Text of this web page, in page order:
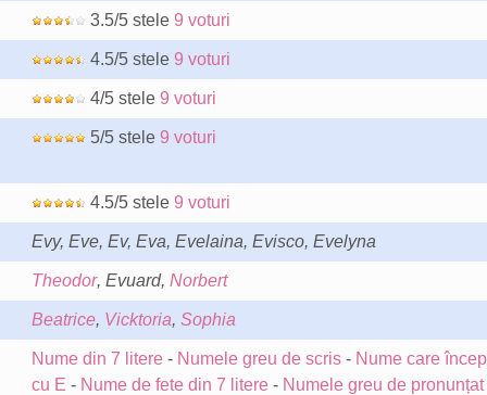
3.5/5 stele 9 voturi
4.5/5 stele 9 voturi
4/5 stele 9 voturi
5/5 stele 9 voturi
4.5/5 stele 9 voturi
Evy, Eve, Ev, Eva, Evelaina, Evisco, Evelyna
Theodor, Evuard, Norbert
Beatrice, Vicktoria, Sophia
Nume din 7 litere- Numele greu de scris- Nume care încep
cu E - Nume de fete din 7 litere- Numele greu de pronunțat